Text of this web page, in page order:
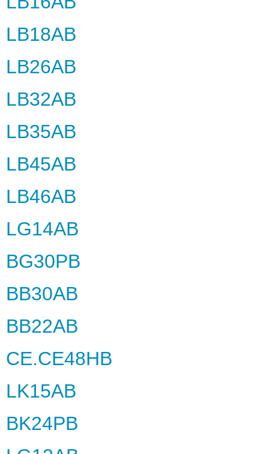
LB18AB
LB26AB
LB32AB
LB35AB
LB45AB
LB46AB
LG14AB
BG30PB
BB30AB
BB22AB
CE.CE48HB
LK15AB
BK24PB